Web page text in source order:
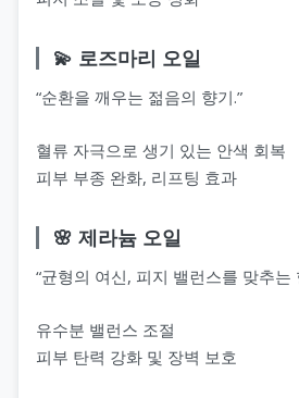
💫 로즈마리 오일
“순환을 깨우는 젊음의 향기.”
혈류 자극으로 생기 있는 안색 회복
피부 부종 완화, 리프팅 효과
🌸 제라늄 오일
“균형의 여신, 피지 밸런스를 맞추는
유수분 밸런스 조절
피부 탄력 강화 및 장벽 보호